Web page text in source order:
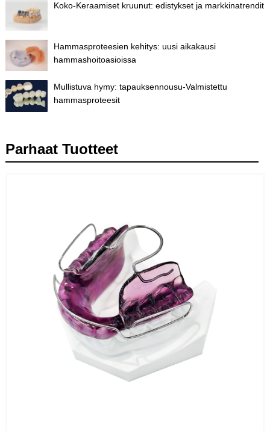
Koko-Keraamiset kruunut: edistykset ja markkinatrendit
Hammasproteesien kehitys: uusi aikakausi
hammashoitoasioissa
Mullistuva hymy: tapauksennousu-Valmistettu
hammasproteesit
Parhaat Tuotteet